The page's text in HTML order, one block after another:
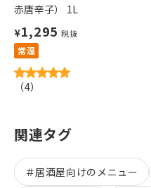
赤唐辛子） 1L
¥1,295 税抜
常温
（4）
関連タグ
＃居酒屋向けのメニュー